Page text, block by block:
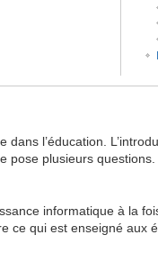
l’éducation.
pose plusieurs
informatique à la
ce qui est enseigné aux